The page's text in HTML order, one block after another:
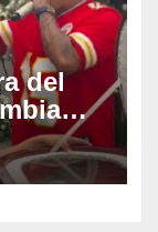
del
al
di